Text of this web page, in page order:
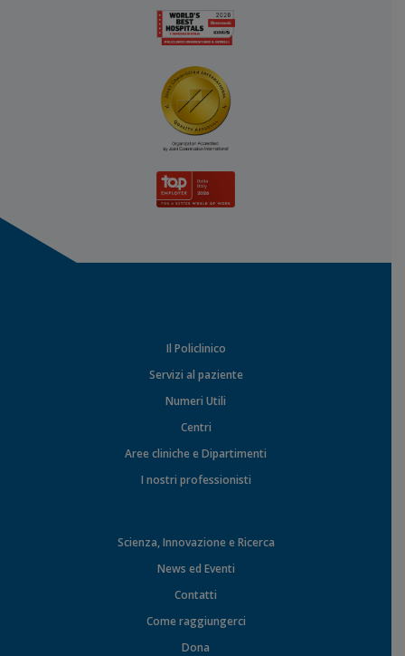
Il Policlinico
Servizi al paziente
Numeri Utili
Centri
Aree cliniche e Dipartimenti
I nostri professionisti
Scienza, Innovazione e Ricerca
News ed Eventi
Contatti
Come raggiungerci
Dona